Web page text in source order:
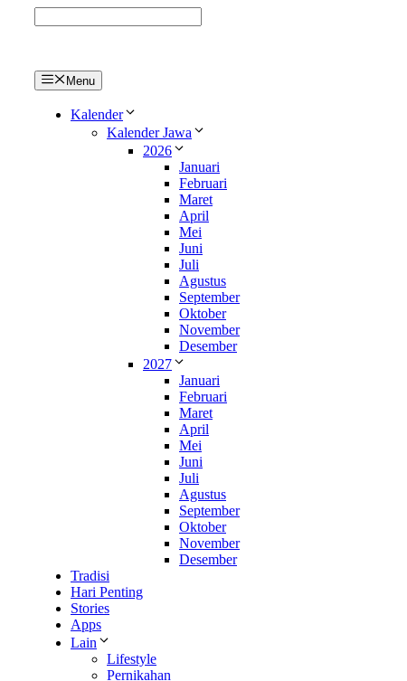
Menu
Kalender
Kalender Jawa
2026
Januari
Februari
Maret
April
Mei
Juni
Juli
Agustus
September
Oktober
November
Desember
2027
Januari
Februari
Maret
April
Mei
Juni
Juli
Agustus
September
Oktober
November
Desember
Tradisi
Hari Penting
Stories
Apps
Lain
Lifestyle
Pernikahan